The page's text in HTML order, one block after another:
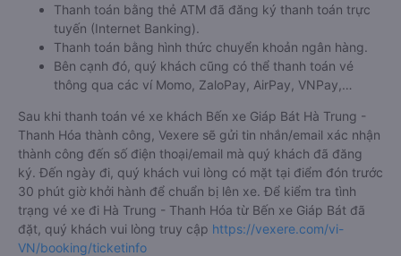
Thanh toán bằng thẻ ATM đã đăng ký thanh toán trực
tuyến (Internet Banking).
Thanh toán bằng hình thức chuyển khoản ngân hàng.
Bên cạnh đó, quý khách cũng có thể thanh toán vé
thông qua các ví Momo, ZaloPay, AirPay, VNPay,…
Sau khi thanh toán vé xe khách Bến xe Giáp Bát Hà Trung -
Thanh Hóa thành công, Vexere sẽ gửi tin nhắn/email xác nhận
thành công đến số điện thoại/email mà quý khách đã đăng
ký. Đến ngày đi, quý khách vui lòng có mặt tại điểm đón trước
30 phút giờ khởi hành để chuẩn bị lên xe. Để kiểm tra tình
trạng vé xe đi Hà Trung - Thanh Hóa từ Bến xe Giáp Bát đã
đặt, quý khách vui lòng truy cập https://vexere.com/vi-
VN/booking/ticketinfo